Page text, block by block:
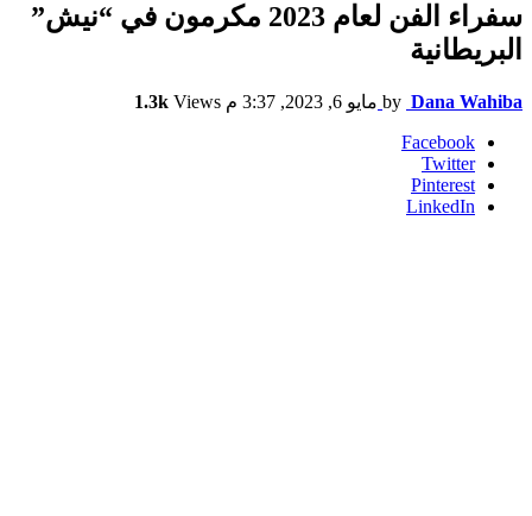
سفراء الفن لعام 2023 مكرمون في “نيش”
البريطانية
by Dana Wahiba مايو 6, 2023, 3:37 م 1.3k Views
Facebook
Twitter
Pinterest
LinkedIn